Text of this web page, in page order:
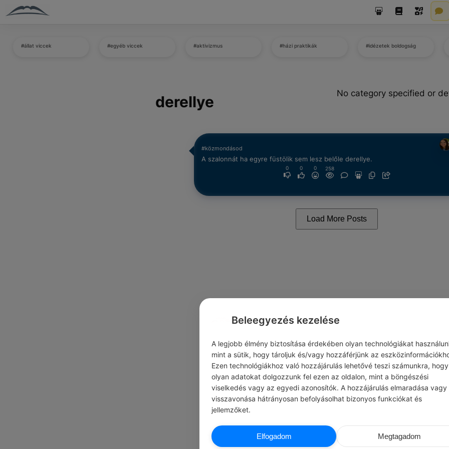
#állat viccek #egyéb viccek #aktivizmus #házi praktikák #idézetek boldogság
derellye No category specified or
#közmondásod
A szalonnát ha egyre füstölik sem lesz belőle derellye.
0 0 0 258
Load More Posts
Beleegyezés kezelése
A legjobb élmény biztosítása érdekében olyan technológiákat
mint a sütik, hogy tároljuk és/vagy hozzáférjünk az
Ezen technológiákhoz való hozzájárulás lehetővé teszi számunkra, hogy
olyan adatokat dolgozzunk fel ezen az oldalon, mint a böngészési
viselkedés vagy az egyedi azonosítók. A hozzájárulás elmaradása vagy
visszavonása hátrányosan befolyásolhat bizonyos funkciókat és
jellemzőket.
Elfogadom Megtagadom